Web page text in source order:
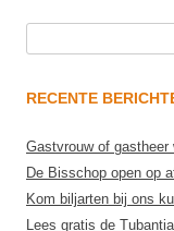
naar:
RECENTE
Gastvrouw of gastheer
De Bisschop open op
Kom biljarten bij ons
Lees gratis de